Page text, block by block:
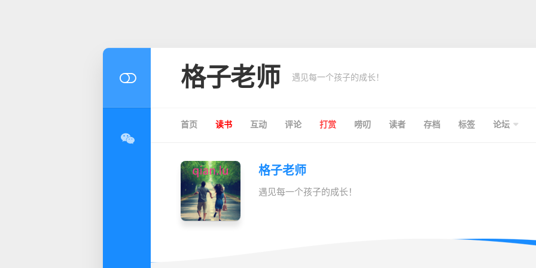
格子老师 遇见每一个孩子的成长！
首页 读书 互动 评论 打赏 唠叨 读者 存档 标签 论坛
格子老师
遇见每一个孩子的成长！